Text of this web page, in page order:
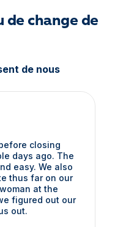
de change de
de nous
closing
days ago. The
easy. We also
thus far on our
at the
figured out our
out.